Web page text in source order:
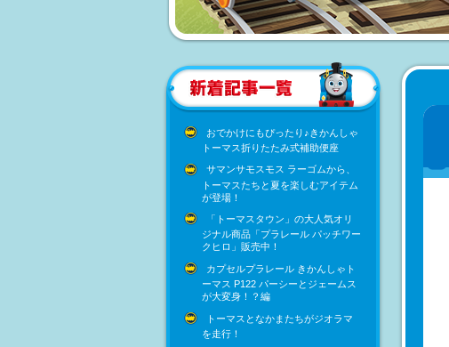
おでかけにもぴったり♪きかんしゃ
トーマス折りたたみ式補助便座
サマンサモスモス ラーゴムから、
トーマスたちと夏を楽しむアイテム
が登場！
「トーマスタウン」の大人気オリ
ジナル商品「プラレール パッチワー
クヒロ」販売中！
カプセルプラレール きかんしゃト
ーマス P122 パーシーとジェームス
が大変身！？編
トーマスとなかまたちがジオラマ
を走行！